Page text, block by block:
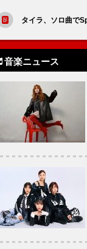
タイラ、ソロ曲で
音楽ニュース